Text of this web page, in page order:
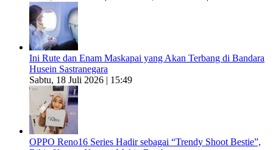
Ini Rute dan Enam Maskapai yang Akan Terbang di Bandara
Husein Sastranegara
Sabtu, 18 Juli 2026 | 15:49
OPPO Reno16 Series Hadir sebagai “Trendy Shoot Bestie”,